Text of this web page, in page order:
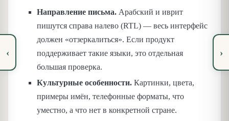
‹
Направление письма. Арабский и иврит
пишутся справа налево (RTL) — весь интерфейс
должен «отзеркалиться». Если продукт
поддерживает такие языки, это отдельная
большая проверка.
Культурные особенности. Картинки, цвета,
примеры имён, телефонные форматы, что
уместно, а что нет в конкретной стране.
›